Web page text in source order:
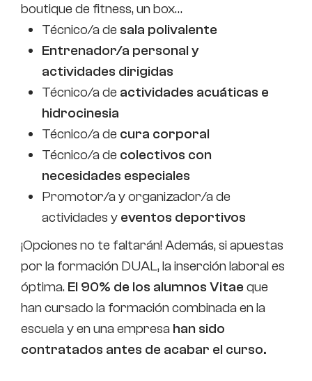
boutique de fitness, un box…
Técnico/a de sala polivalente
Entrenador/a personal y
actividades dirigidas
Técnico/a de actividades acuáticas e
hidrocinesia
Técnico/a de cura corporal
Técnico/a de colectivos con
necesidades especiales
Promotor/a y organizador/a de
actividades y eventos deportivos
¡Opciones no te faltarán! Además, si apuestas
por la formación DUAL, la inserción laboral es
óptima. El 90% de los alumnos Vitae que
han cursado la formación combinada en la
escuela y en una empresa han sido
contratados antes de acabar el curso.